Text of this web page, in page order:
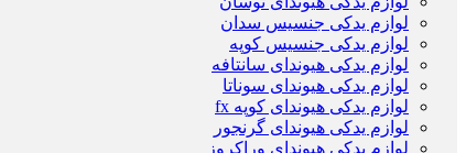
لوازم یدکی جنسیس سدان
لوازم یدکی جنسیس کوپه
لوازم یدکی هیوندای سانتافه
لوازم یدکی هیوندای سوناتا
لوازم یدکی هیوندای کوپه fx
لوازم یدکی هیوندای گرنجور
لوازم یدکی هیوندای وراکروز